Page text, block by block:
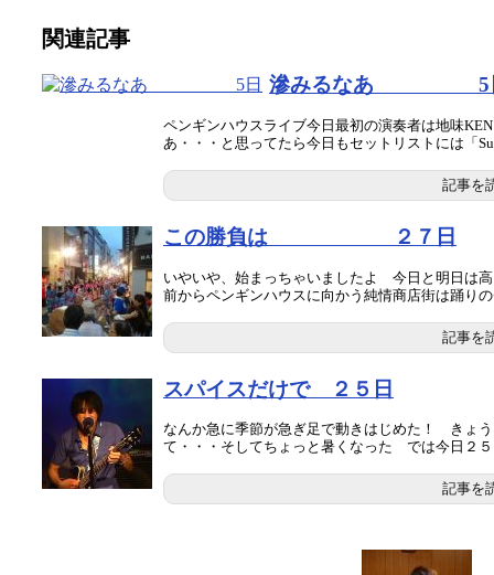
関連記事
滲みるなあ 5
ペンギンハウスライブ今日最初の演奏者は地味
あ・・・と思ってたら今日もセットリストには「
記事を
この勝負は ２７日
いやいや、始まっちゃいましたよ 今日と明日は
前からペンギンハウスに向かう純情商店街は踊り
記事を
スパイスだけで ２５日
なんか急に季節が急ぎ足で動きはじめた！ きょ
て・・・そしてちょっと暑くなった では今日２５
記事を